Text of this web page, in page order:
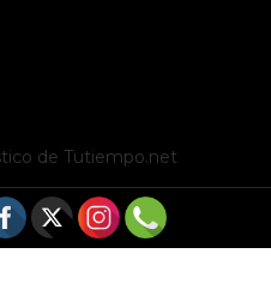
de Tutiempo.net